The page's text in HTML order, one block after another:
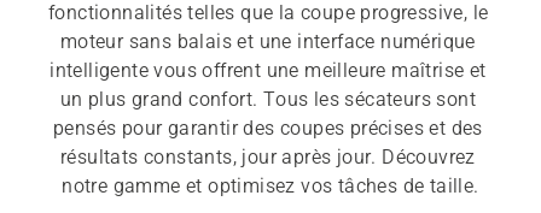
fonctionnalités telles que la coupe progressive, le
moteur sans balais et une interface numérique
intelligente vous offrent une meilleure maîtrise et
un plus grand confort. Tous les sécateurs sont
pensés pour garantir des coupes précises et des
résultats constants, jour après jour. Découvrez
notre gamme et optimisez vos tâches de taille.